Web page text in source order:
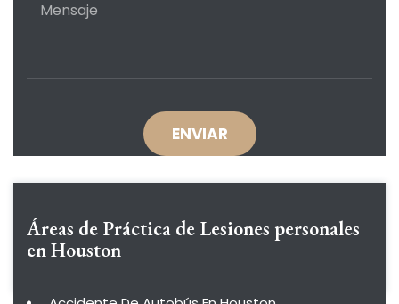
Áreas de Práctica de Lesiones personales
en Houston